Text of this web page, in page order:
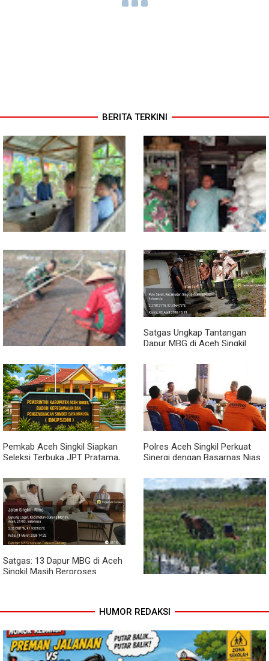
BERITA TERKINI
Sambil Ngopi, Plh. Pasiter
Kodim 0118/Subulussalam
Beri Motivasi Pemuda Calon
Peserta Seleksi Komcad
Lewat Komsos, Babinsa
Rundeng Pantau Stok dan
Harga Pupuk
Dari Bibit Jadi Harapan,
Babinsa Dampingi Warga
Kembangkan Semangka
Satgas Ungkap Tantangan
Dapur MBG di Aceh Singkil
Pemkab Aceh Singkil Siapkan
Seleksi Terbuka JPT Pratama,
Kinerja
Polres Aceh Singkil Perkuat
Sinergi dengan Basarnas Nias
Satgas: 13 Dapur MBG di Aceh
Singkil Masih Berproses
Pendampingan Babinsa
Tanaman Cabai
HUMOR REDAKSI